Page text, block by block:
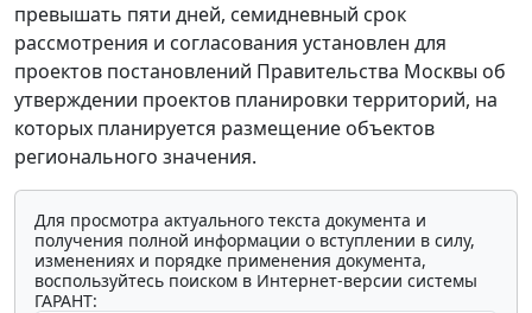
превышать пяти дней, семидневный срок
рассмотрения и согласования установлен для
проектов постановлений Правительства Москвы об
утверждении проектов планировки территорий, на
которых планируется размещение объектов
регионального значения.
Для просмотра актуального текста документа и
получения полной информации о вступлении в силу,
изменениях и порядке применения документа,
воспользуйтесь поиском в Интернет-версии системы
ГАРАНТ: